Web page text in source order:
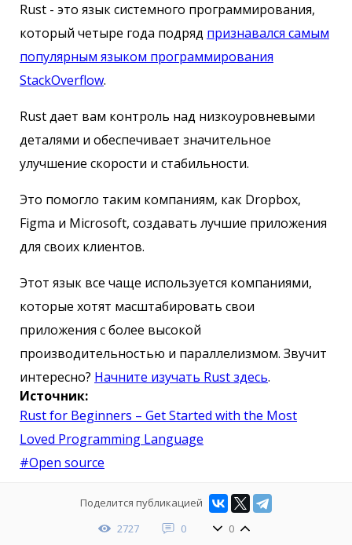
Rust - это язык системного программирования,
который четыре года подряд признавался самым
популярным языком программирования
StackOverflow.
Rust дает вам контроль над низкоуровневыми
деталями и обеспечивает значительное
улучшение скорости и стабильности.
Это помогло таким компаниям, как Dropbox,
Figma и Microsoft, создавать лучшие приложения
для своих клиентов.
Этот язык все чаще используется компаниями,
которые хотят масштабировать свои
приложения с более высокой
производительностью и параллелизмом. Звучит
интересно? Начните изучать Rust здесь.
Источник:
Rust for Beginners – Get Started with the Most
Loved Programming Language
#Open source
Поделится публикацией
2727
0 0